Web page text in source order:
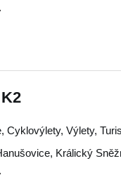
Cyklovýlety, Výlety,
, Králický